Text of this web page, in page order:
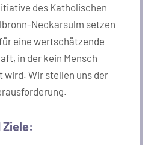
des Katholischen
Neckarsulm setzen
eine wertschätzende
in der kein Mensch
wird. Wir stellen uns der
Ziele: